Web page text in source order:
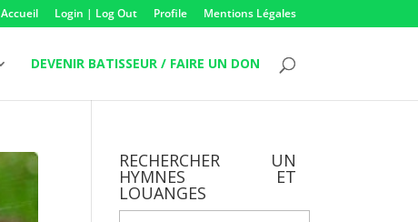
Accueil Login | Log Out Profile Mentions Légales
DEVENIR BATISSEUR / FAIRE UN DON
RECHERCHER UN
HYMNES ET
LOUANGES